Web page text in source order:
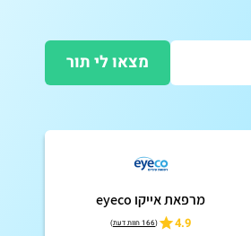
מצאו לי תור
מרפאת אייקו eyeco
4.9
(166 חוות דעת )